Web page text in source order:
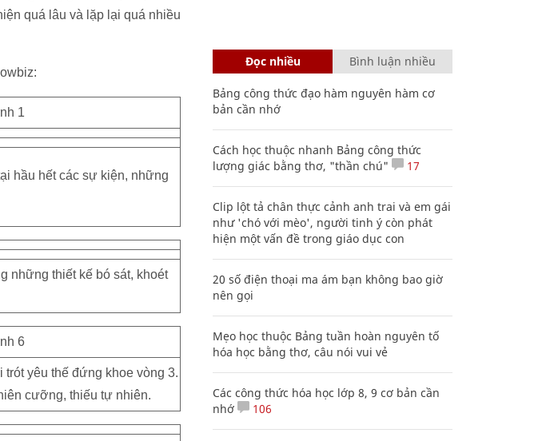
quá lâu và lặp lại quá nhiều
hầu hết các sự kiện, những
những thiết kế bó sát, khoét
yêu thế đứng khoe vòng 3.
cưỡng, thiếu tự nhiên.
Đọc nhiều Bình luận nhiều
Bảng công thức đạo hàm nguyên hàm cơ
bản cần nhớ
Cách học thuộc nhanh Bảng công thức
lượng giác bằng thơ, "thần chú"
17
Clip lột tả chân thực cảnh anh trai và em gái
như 'chó với mèo', người tinh ý còn phát
hiện một vấn đề trong giáo dục con
20 số điện thoại ma ám bạn không bao giờ
nên gọi
Mẹo học thuộc Bảng tuần hoàn nguyên tố
hóa học bằng thơ, câu nói vui vẻ
Các công thức hóa học lớp 8, 9 cơ bản cần
nhớ
106